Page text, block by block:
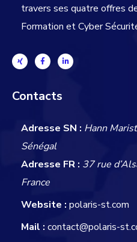
travers ses quatre offres
Formation et Cyber
Contacts
Adresse SN : Hann
Sénégal
Adresse FR : 37 rue
France
Website : polaris-st.com
Mail : contact@polaris-